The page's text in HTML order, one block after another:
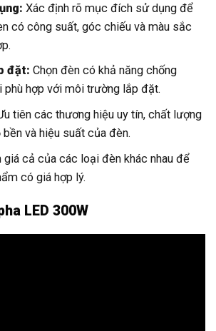
Xác định rõ mục đích sử dụng để
có công suất, góc chiếu và màu sắc
đặt: Chọn đèn có khả năng chống
phù hợp với môi trường lắp đặt.
tiên các thương hiệu uy tín, chất lượng
và hiệu suất của đèn.
giá cả của các loại đèn khác nhau để
có giá hợp lý.
LED 300W